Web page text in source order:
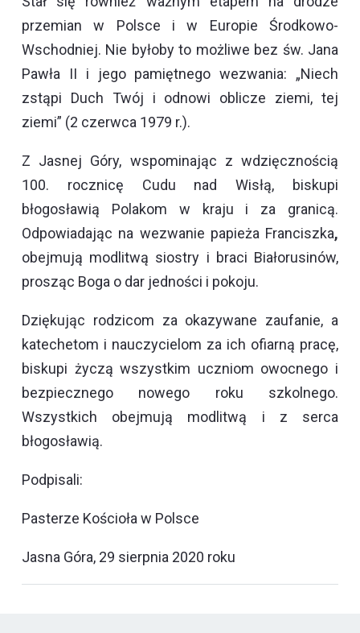
przemian w Polsce i w Europie Środkowo-
Wschodniej. Nie byłoby to możliwe bez św. Jana
Pawła II i jego pamiętnego wezwania: „Niech
zstąpi Duch Twój i odnowi oblicze ziemi, tej
ziemi” (2 czerwca 1979 r.).
Z Jasnej Góry, wspominając z wdzięcznością
100. rocznicę Cudu nad Wisłą, biskupi
błogosławią Polakom w kraju i za granicą.
Odpowiadając na wezwanie papieża Franciszka,
obejmują modlitwą siostry i braci Białorusinów,
prosząc Boga o dar jedności i pokoju.
Dziękując rodzicom za okazywane zaufanie, a
katechetom i nauczycielom za ich ofiarną pracę,
biskupi życzą wszystkim uczniom owocnego i
bezpiecznego nowego roku szkolnego.
Wszystkich obejmują modlitwą i z serca
błogosławią.
Podpisali:
Pasterze Kościoła w Polsce
Jasna Góra, 29 sierpnia 2020 roku